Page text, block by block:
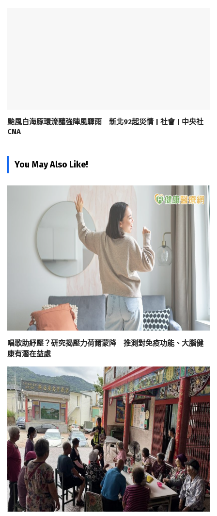
颱風白海豚環流釀強陣風驟雨 新北92起災情 | 社會 | 中央社
CNA
You May Also Like!
唱歌助紓壓？研究揭壓力荷爾蒙降 推測對免疫功能、大腦健
康有潛在益處